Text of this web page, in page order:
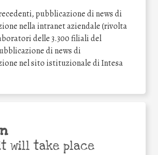
pubblicazione di news di
nella intranet aziendale (rivolta
delle 3.300 filiali del
di news di
nel sito istituzionale di Intesa
it will take place